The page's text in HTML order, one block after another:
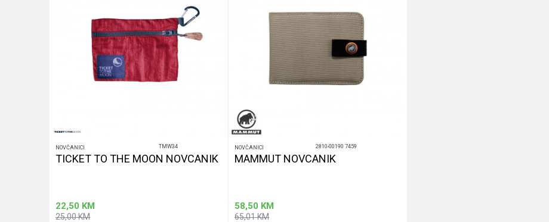
NOVČANICI TMW34
TICKET TO THE MOON NOVCANIK
22,50 KM
25,00KM
NOVČANICI 2810-00190 7459
MAMMUT NOVCANIK
58,50 KM
65,01KM